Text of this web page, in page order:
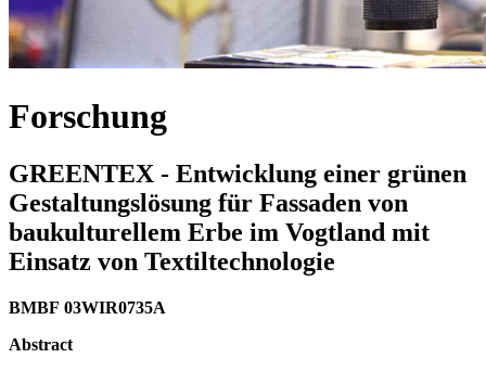
Forschung
GREENTEX - Entwicklung einer grünen
Gestaltungslösung für Fassaden von
baukulturellem Erbe im Vogtland mit
Einsatz von Textiltechnologie
BMBF 03WIR0735A
Abstract